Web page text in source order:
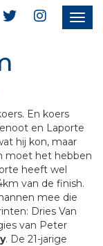
En koers
en Laporte
hij kon, maar
moet het hebben
heeft wel
van de finish.
mee die
Dries Van
van Peter
. De 21-jarige